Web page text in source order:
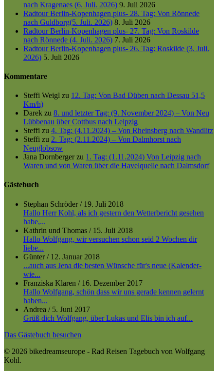
nach Kragenaes (6. Juli. 2026) 9. Juli 2026
Radtour Berlin-Kopenhagen plus- 28. Tag: Von Rönnede
nach Guldborg(5. Juli. 2026) 8. Juli 2026
Radtour Berlin-Kopenhagen plus- 27. Tag: Von Roskilde
nach Rönnede (4. Juli. 2026) 7. Juli 2026
Radtour Berlin-Kopenhagen plus- 26. Tag: Roskilde (3. Juli.
2026) 5. Juli 2026
Kommentare
Steffi Weigl zu 12. Tag: Von Bad Düben nach Dessau 51,5
Km/h)
Darek zu 8. und letzter Tag: (9. November 2024) – Von Neu
Lübbenau über Cottbus nach Leipzig
Steffi zu 4. Tag: (4.11.2024) – Von Rheinsberg nach Wandlitz
Steffi zu 2. Tag: (2.11.2024) – Von Dalmhorst nach
Neuglobsow
Jana Dornbergerzu 1. Tag: (1.11.2024) Von Leipzig nach
Waren und von Waren über die Havelquelle nach Dalmsdorf
Gästebuch
Stephan Schröder/ 19. Juli 2018
Hallo Herr Kohl, als ich gestern den Wetterbericht gesehen
habe,...
Kathrin und Thomas / 15. Juli 2018
Hallo Wolfgang, wir versuchen schon seid 2 Wochen dir
liebe...
Günter/ 12. Januar 2018
...auch aus Jena die besten Wünsche für's neue (Kalender-
wie...
Franziska Klaren / 16. Dezember 2017
Hallo Wolfgang, schön dass wir uns gerade kennen gelernt
haben...
Andrea / 5. Juni 2017
Grüß dich Wolfgang, über Lukas und Elis bin ich auf...
Das Gästebuch besuchen
© 2026 bikedreamseurope - Rad Reisen Tagebuch von Wolfgang
Kohl.